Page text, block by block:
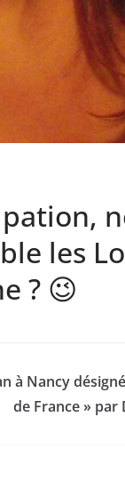
les
? 😉
à Nancy
de France »